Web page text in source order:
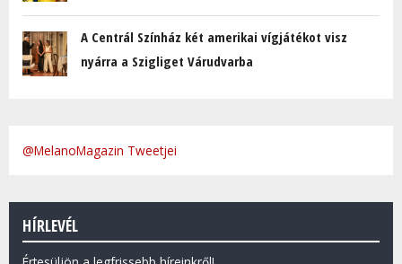
A Centrál Színház két amerikai vígjátékot visz
nyárra a Szigliget Várudvarba
@MelanoMagazin Tweetjei
HÍRLEVÉL